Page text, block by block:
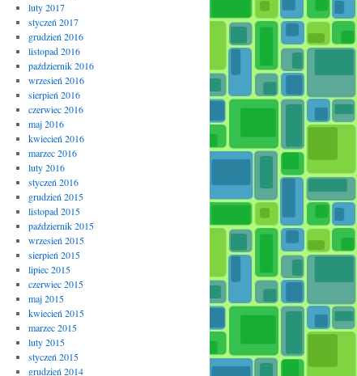
luty 2017
styczeń 2017
grudzień 2016
listopad 2016
październik 2016
wrzesień 2016
sierpień 2016
czerwiec 2016
maj 2016
kwiecień 2016
marzec 2016
luty 2016
styczeń 2016
grudzień 2015
listopad 2015
październik 2015
wrzesień 2015
sierpień 2015
lipiec 2015
czerwiec 2015
maj 2015
kwiecień 2015
marzec 2015
luty 2015
styczeń 2015
grudzień 2014